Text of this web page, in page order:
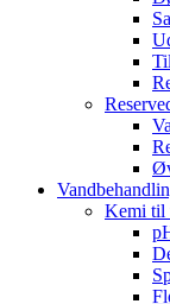
Kemi til